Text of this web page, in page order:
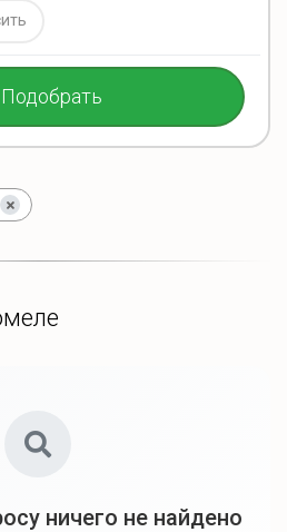
Подобрать
ничего не найдено